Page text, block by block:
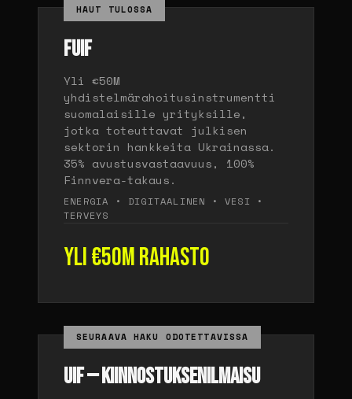
HAUT TULOSSA
FUIF
Yli €50M
yhdistelmärahoitusinstrumentti
suomalaisille yrityksille,
jotka toteuttavat julkisen
sektorin hankkeita Ukrainassa.
35% avustusvastaavuus, 100%
Finnvera-takaus.
ENERGIA • DIGITAALINEN • VESI •
TERVEYS
Yli €50M rahasto
SEURAAVA HAKU ODOTETTAVISSA
UIF — KIINNOSTUKSENILMAISU